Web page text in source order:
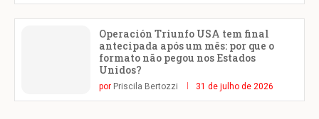
Operación Triunfo USA tem final
antecipada após um mês: por que o
formato não pegou nos Estados
Unidos?
por Priscila Bertozzi 31 de julho de 2026